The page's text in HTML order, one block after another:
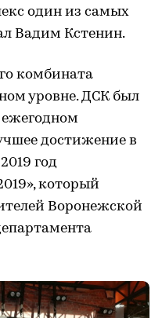
один из самых
Вадим Кстенин.
комбината
уровне. ДСК был
ежегодном
достижение в
год
который
Воронежской